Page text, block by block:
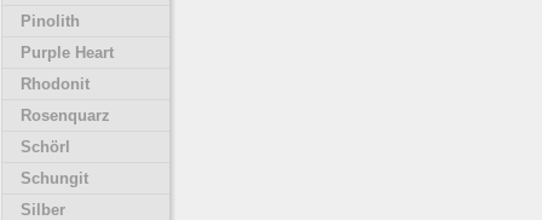
Pinolith
Purple Heart
Rhodonit
Rosenquarz
Schörl
Schungit
Silber